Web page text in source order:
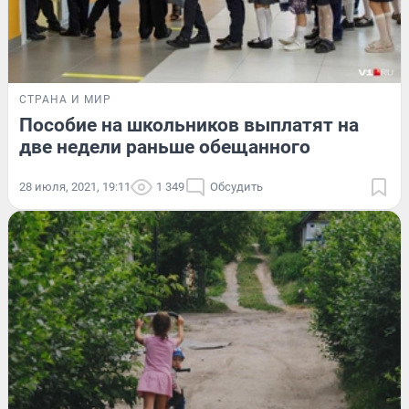
СТРАНА И МИР
Пособие на школьников выплатят на
две недели раньше обещанного
28 июля, 2021, 19:11 1 349 Обсудить